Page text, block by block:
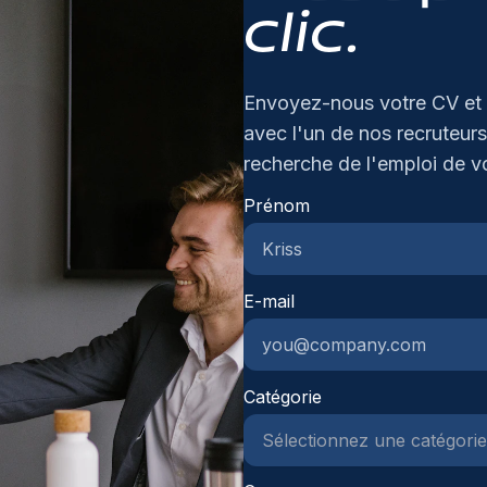
clic.
Envoyez-nous votre CV
avec l'un de nos
recherche de l'emploi de
Prénom
E-mail
Catégorie